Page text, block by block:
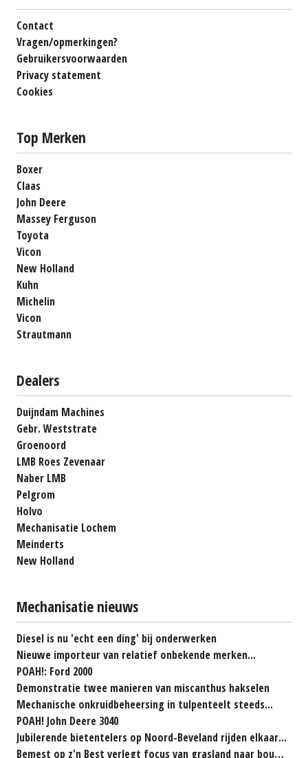
Contact
Vragen/opmerkingen?
Gebruikersvoorwaarden
Privacy statement
Cookies
Top Merken
Boxer
Claas
John Deere
Massey Ferguson
Toyota
Vicon
New Holland
Kuhn
Michelin
Vicon
Strautmann
Dealers
Duijndam Machines
Gebr. Weststrate
Groenoord
LMB Roes Zevenaar
Naber LMB
Pelgrom
Holvo
Mechanisatie Lochem
Meinderts
New Holland
Mechanisatie nieuws
Diesel is nu 'echt een ding' bij onderwerken
Nieuwe importeur van relatief onbekende merken...
POAH!: Ford 2000
Demonstratie twee manieren van miscanthus hakselen
Mechanische onkruidbeheersing in tulpenteelt steeds...
POAH! John Deere 3040
Jubilerende bietentelers op Noord-Beveland rijden elkaar...
Bemest op z'n Best verlegt focus van grasland naar bouwland